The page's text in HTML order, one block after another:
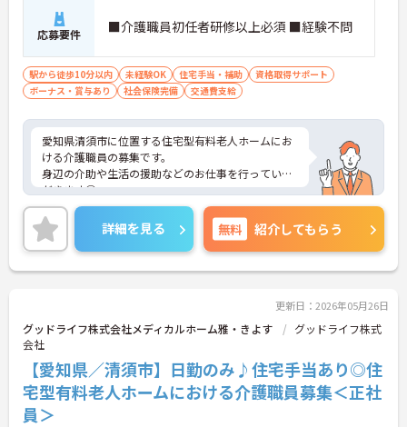
応募要件 ■介護職員初任者研修以上必須 ■経験不問
駅から徒歩10分以内 未経験OK 住宅手当・補助
資格取得サポート
ボーナス・賞与あり
社会保険完備 交通費支給
愛知県清須市に位置する住宅型有料老人ホームにお
ける介護職員の募集です。
身辺の介助や生活の援助などのお仕事を行っていた
だきます◎
最寄駅徒歩10分に位置するので、通勤しやすい職場
です♪
ご興味のある方には面接ポイントをお伝えしますの
で、お気軽にお問い合わせください！
詳細を見る 無料 紹介してもらう
更新日：2026年05月26日
グッドライフ株式会社メディカルホーム雅・きよす
グッドライフ株式
会社
【愛知県／清須市】日勤のみ♪住宅手当あり◎住
宅型有料老人ホームにおける介護職員募集＜正社
員＞